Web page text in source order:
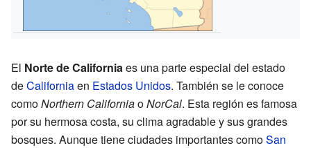
El Norte de Californiaes una parte especial del estado
deCaliforniaen Estados Unidos. También se le conoce
comoNorthern CaliforniaoNorCal. Esta región es famosa
por su hermosa costa, su clima agradable y sus grandes
bosques. Aunque tiene ciudades importantes comoSan